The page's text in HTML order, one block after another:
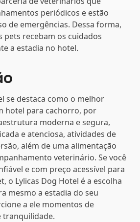
periódicos e estão
de emergências. Dessa forma,
pets recebam os cuidados
a estadia no hotel.
se destaca como o melhor
hotel para cachorro, por
moderna e segura,
e atenciosa, atividades de
além de uma alimentação
veterinário. Se você
e com preço acessível para
o Lylicas Dog Hotel é a escolha
mesmo a estadia do seu
a ele momentos de
tranquilidade.